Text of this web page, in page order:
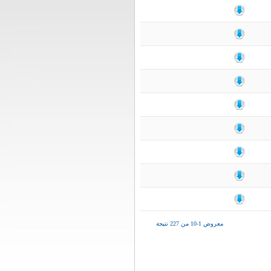
معروض 1-10 من 227 نتيجة